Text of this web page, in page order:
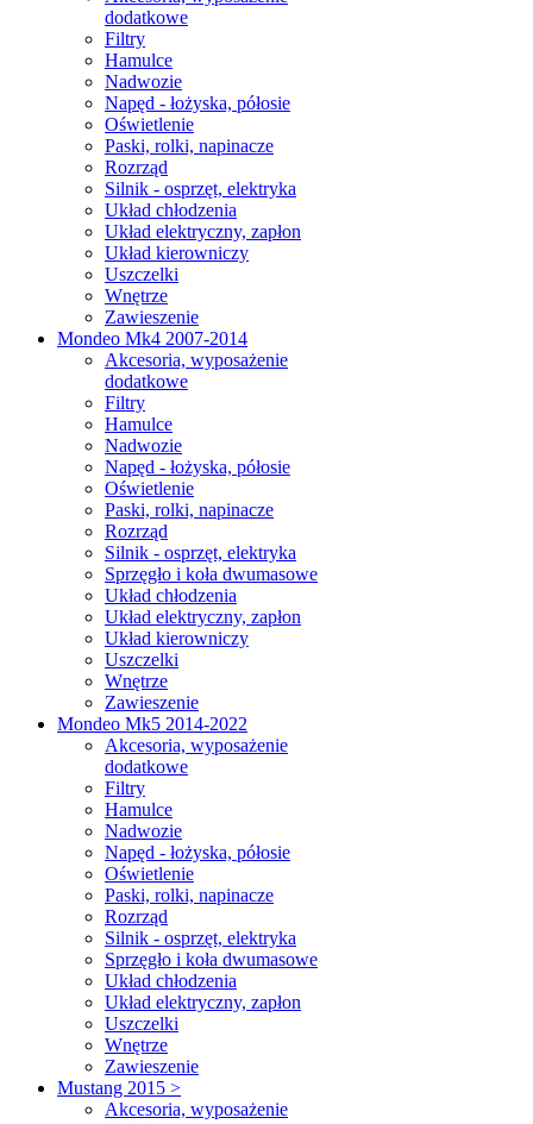
dodatkowe
Filtry
Hamulce
Nadwozie
Napęd - łożyska, półosie
Oświetlenie
Paski, rolki, napinacze
Rozrząd
Silnik - osprzęt, elektryka
Układ chłodzenia
Układ elektryczny, zapłon
Układ kierowniczy
Uszczelki
Wnętrze
Zawieszenie
Mondeo Mk4 2007-2014
Akcesoria, wyposażenie
dodatkowe
Filtry
Hamulce
Nadwozie
Napęd - łożyska, półosie
Oświetlenie
Paski, rolki, napinacze
Rozrząd
Silnik - osprzęt, elektryka
Sprzęgło i koła dwumasowe
Układ chłodzenia
Układ elektryczny, zapłon
Układ kierowniczy
Uszczelki
Wnętrze
Zawieszenie
Mondeo Mk5 2014-2022
Akcesoria, wyposażenie
dodatkowe
Filtry
Hamulce
Nadwozie
Napęd - łożyska, półosie
Oświetlenie
Paski, rolki, napinacze
Rozrząd
Silnik - osprzęt, elektryka
Sprzęgło i koła dwumasowe
Układ chłodzenia
Układ elektryczny, zapłon
Uszczelki
Wnętrze
Zawieszenie
Mustang 2015 >
Akcesoria, wyposażenie